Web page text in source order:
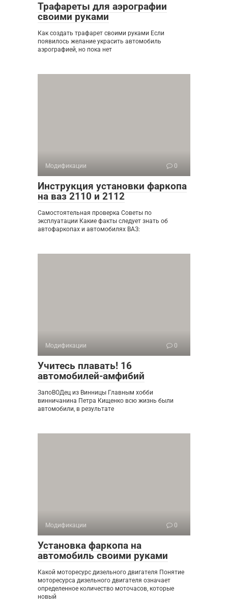
Трафареты для аэрографии
своими руками
Как создать трафарет своими руками Если
появилось желание украсить автомобиль
аэрографией, но пока нет
Модификации 0
Инструкция установки фаркопа
на ваз 2110 и 2112
Самостоятельная проверка Советы по
эксплуатации Какие факты следует знать об
автофаркопах и автомобилях ВАЗ:
Модификации 0
Учитесь плавать! 16
автомобилей-амфибий
ЗапоВОДец из Винницы Главным хобби
винничанина Петра Кищенко всю жизнь были
автомобили, в результате
Модификации 0
Установка фаркопа на
автомобиль своими руками
Какой моторесурс дизельного двигателя Понятие
моторесурса дизельного двигателя означает
определенное количество моточасов, которые
новый